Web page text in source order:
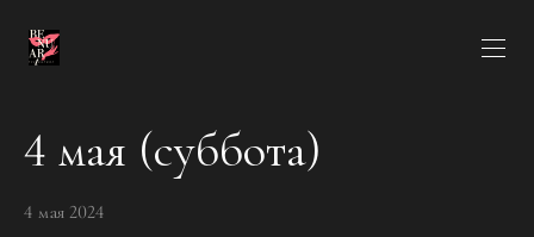
4 мая (суббота)
4 мая 2024